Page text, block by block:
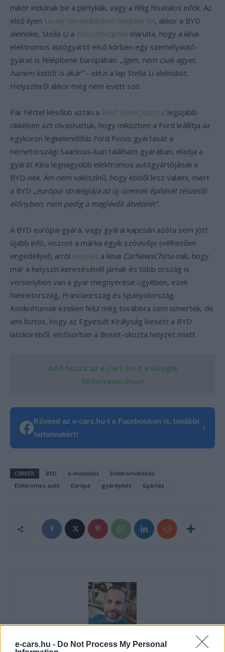
e-cars.hu - Do Not Process My Personal
mikor indulnak be a pletykák, vagy a félig hivatalos infók. Az
első ilyen tavaly decemberben bukkant fel, akkor a BYD
alelnöke, Stella Li a Bloombergnekelárulta, hogy a kínai
elektromos autógyártó első körben egy személyautó-
gyárat is felépítene Európában. „Igen, nem csak egyet,
hanem kettőt is akár”– idézi a lap Stella Li alelnököt.
Helyszínről akkor még nem esett szó.
Pár héttel később aztán a Wall Street Journallegújabb
cikkében azt olvashattuk, hogy miközben a Ford leállítja az
egykoron legkelendőbb Ford Focus gyártását a
németországi Saarlouis-ban található gyárában, eladja a
gyárát Kína legnagyobb elektromos autógyártójának a
BYD-nek. Ám nem valószínű, hogy ebből lesz valami, mert
a BYD „európai stratégiája az új üzemek építését részesíti
előnyben, nem pedig a meglévők átvételét”.
A BYD európai gyára, vagy gyárai kapcsán azóta sem jött
újabb infó, viszont a márka egyik szóvivője (vélhetően
engedéllyel) arról beszélt a kínai CarNewsChina-nak, hogy
már a helyszín keresésénél járnak és több ország is
versenyben van a gyár megnyerése ügyében, ezek
Németország, Franciaország és Spanyolország.
Konkrétumok ezeken felül még továbbra sem ismertek, de
ami biztos, hogy az Egyesült Királyság kiesett a BYD
látóköréből, elsősorban a Brexit-okozta helyzet miatt.
Add hozzá az e-cars.hu-t a Google
hírfolyamodhoz!
Kövesd az e-cars.hu-t a Facebookon is, további
tartalmakért!
›
CÍMKÉK BYD e-mobilitás
Elektromobilitás
Elektromos autó
Európa gyárépítés Gyártás
Eriqo